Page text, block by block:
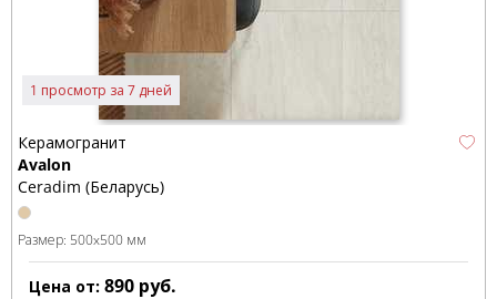
1 просмотр за 7 дней
Керамогранит
Avalon
Ceradim (Беларусь)
Размер: 500x500 мм
Цена от: 890 руб.